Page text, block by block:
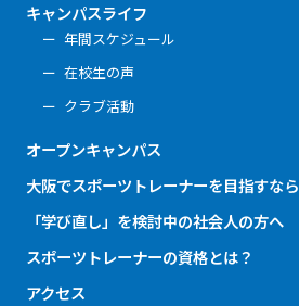
キャンパスライフ
年間スケジュール
在校生の声
クラブ活動
オープンキャンパス
大阪でスポーツトレーナーを目指すなら
「学び直し」を検討中の社会人の方へ
スポーツトレーナーの資格とは？
アクセス